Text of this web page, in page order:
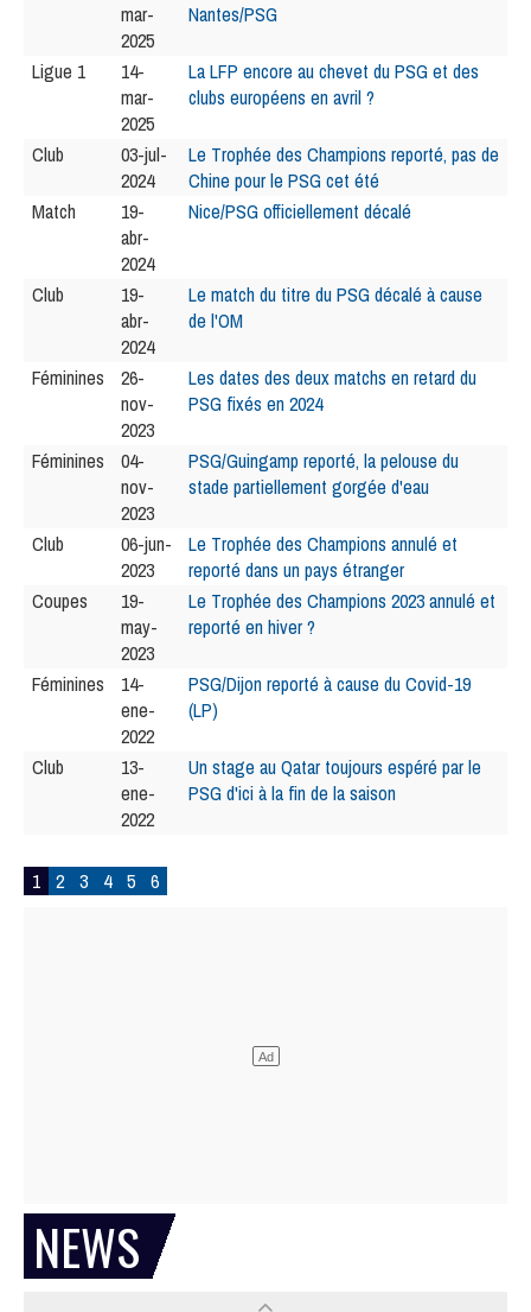
mar-
2025
Nantes/PSG
Ligue 1
14-
mar-
2025
La LFP encore au chevet du PSG et des
clubs européens en avril ?
Club
03-jul-
2024
Le Trophée des Champions reporté, pas de
Chine pour le PSG cet été
Match
19-
abr-
2024
Nice/PSG officiellement décalé
Club
19-
abr-
2024
Le match du titre du PSG décalé à cause
de l'OM
Féminines
26-
nov-
2023
Les dates des deux matchs en retard du
PSG fixés en 2024
Féminines
04-
nov-
2023
PSG/Guingamp reporté, la pelouse du
stade partiellement gorgée d'eau
Club
06-jun-
2023
Le Trophée des Champions annulé et
reporté dans un pays étranger
Coupes
19-
may-
2023
Le Trophée des Champions 2023 annulé et
reporté en hiver ?
Féminines
14-
ene-
2022
PSG/Dijon reporté à cause du Covid-19
(LP)
Club
13-
ene-
2022
Un stage au Qatar toujours espéré par le
PSG d'ici à la fin de la saison
1 2 3 4 5 6
NEWS